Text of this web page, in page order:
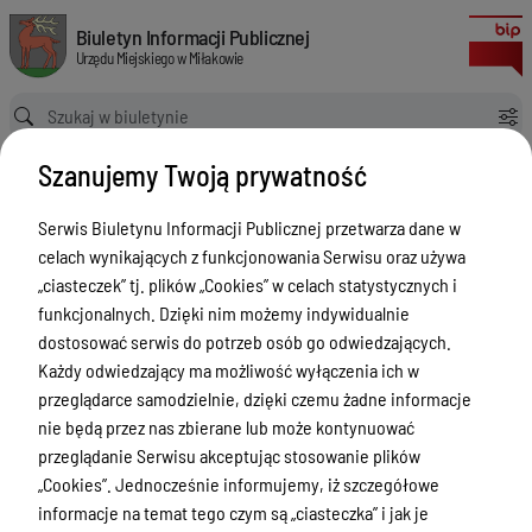
Plan pracy Komisji Budżetu, Finansów, Inwestycji i Remontów na rok
Biuletyn Informacji Publicznej Urzędu Miejskiego w Miłakowie
Biuletyn Informacji Publicznej
Urzędu Miejskiego w Miłakowie
Ścieżka powrotu
Strona główna Rada Miejska
Rada Miejska - Plany pracy komisji
Plan pracy Komisji Budżetu, Finansów, Inwestycji i Remontów na rok 2019
Rada Miejska - Plany pracy komisji
Menu Przedmiotowe
Urząd Miejski w Miłakowie
Gmina Miłakowo
Majątek i finanse
Zamówienia publiczne
Urząd Stanu Cywilnego
Ewidencja ludności, dowody osobiste,
Wersja obowiązująca
z dnia29-03-2019
09:37:18
Drukuj
Plan pracy
Komisji
Budżetu,
Finansów,
Szanujemy Twoją prywatność
Serwis Biuletynu Informacji Publicznej przetwarza dane w
celach wynikających z funkcjonowania Serwisu oraz używa
„ciasteczek” tj. plików „Cookies” w celach statystycznych i
funkcjonalnych. Dzięki nim możemy indywidualnie
dostosować serwis do potrzeb osób go odwiedzających.
Każdy odwiedzający ma możliwość wyłączenia ich w
przeglądarce samodzielnie, dzięki czemu żadne informacje
nie będą przez nas zbierane lub może kontynuować
przeglądanie Serwisu akceptując stosowanie plików
„Cookies”. Jednocześnie informujemy, iż szczegółowe
informacje na temat tego czym są „ciasteczka” i jak je